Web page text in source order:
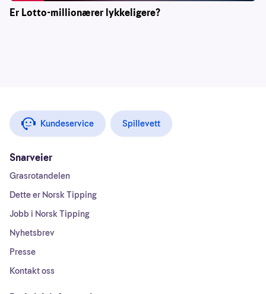
Er Lotto-millionærer lykkeligere?
Kundeservice Spillevett
Snarveier
Grasrotandelen
Dette er Norsk Tipping
Jobb i Norsk Tipping
Nyhetsbrev
Presse
Kontakt oss